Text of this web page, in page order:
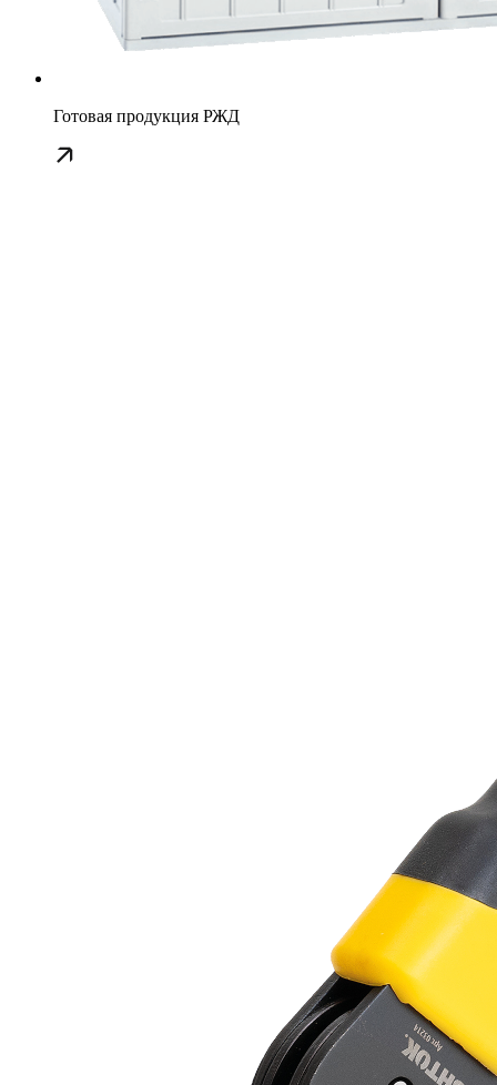
Готовая продукция РЖД